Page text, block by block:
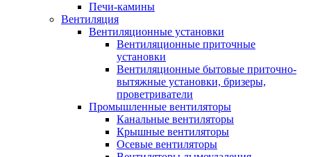
Печи-камины
Вентиляция
Вентиляционные установки
Вентиляционные приточные
установки
Вентиляционные бытовые приточно-
вытяжные установки, бризеры,
проветриватели
Промышленные вентиляторы
Канальные вентиляторы
Крышные вентиляторы
Осевые вентиляторы